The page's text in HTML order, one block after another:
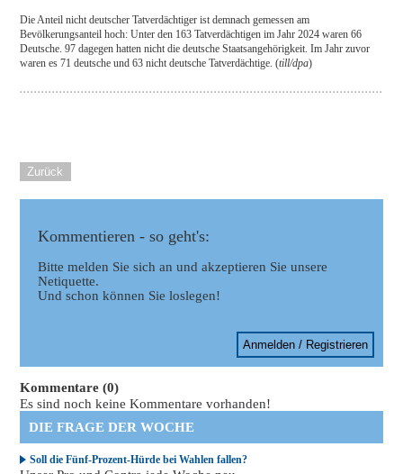
Die Anteil nicht deutscher Tatverdächtiger ist demnach gemessen am
Bevölkerungsanteil hoch: Unter den 163 Tatverdächtigen im Jahr 2024 waren 66
Deutsche. 97 dagegen hatten nicht die deutsche Staatsangehörigkeit. Im Jahr zuvor
waren es 71 deutsche und 63 nicht deutsche Tatverdächtige. (till/dpa)
Zurück
Kommentieren - so geht's:
Bitte melden Sie sich an und akzeptieren Sie unsere
Netiquette.
Und schon können Sie loslegen!
Anmelden / Registrieren
Kommentare (0)
Es sind noch keine Kommentare vorhanden!
DIE FRAGE DER WOCHE
Soll die Fünf-Prozent-Hürde bei Wahlen fallen?